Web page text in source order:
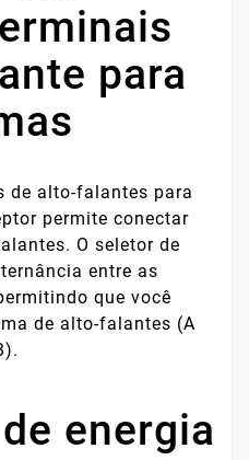
para
de alto-falantes para
permite conectar
O seletor de
entre as
que você
de alto-falantes (A
energia